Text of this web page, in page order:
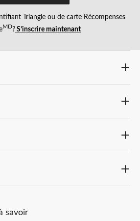
Triangle ou de carte Récompenses
MD? S’inscrire maintenant
savoir